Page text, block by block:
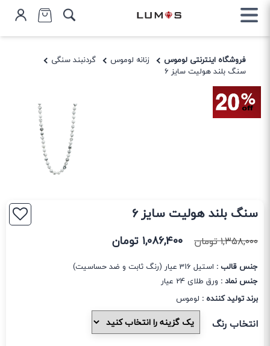
فروشگاه اینترنتی لوموس زنانه لوموس
گردنبند سنگی
سنگ بلند هولیت سایز 6
سنگ بلند هولیت سایز 6
۱,۳۵۸,۰۰۰تومان ۱,۰۸۶,۴۰۰ تومان
جنس قالب : استیل 316 عیار (رنگ ثابت و ضد حساسیت)
جنس نماد : ورق طلای 24 عیار
برند تولید کننده : لوموس
انتخاب رنگ